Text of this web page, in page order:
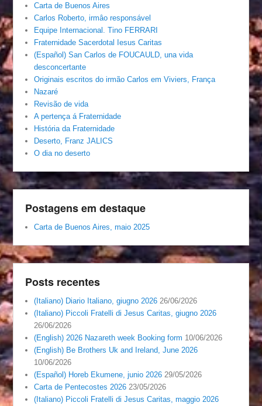
Carta de Buenos Aires
Carlos Roberto, irmâo responsável
Equipe Internacional. Tino FERRARI
Fraternidade Sacerdotal Iesus Caritas
(Español) San Carlos de FOUCAULD, una vida
desconcertante
Originais escritos do irmão Carlos em Viviers, França
Nazaré
Revisão de vida
A pertença á Fraternidade
História da Fraternidade
Deserto, Franz JALICS
O dia no deserto
Postagens em destaque
Carta de Buenos Aires, maio 2025
Posts recentes
(Italiano) Diario Italiano, giugno 2026 26/06/2026
(Italiano) Piccoli Fratelli di Jesus Caritas, giugno 2026
26/06/2026
(English) 2026 Nazareth week Booking form 10/06/2026
(English) Be Brothers Uk and Ireland, June 2026
10/06/2026
(Español) Horeb Ekumene, junio 2026 29/05/2026
Carta de Pentecostes 2026 23/05/2026
(Italiano) Piccoli Fratelli di Jesus Caritas, maggio 2026